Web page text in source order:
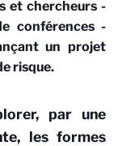
et chercheurs -
conférences -
un projet
risque.
par une
les formes